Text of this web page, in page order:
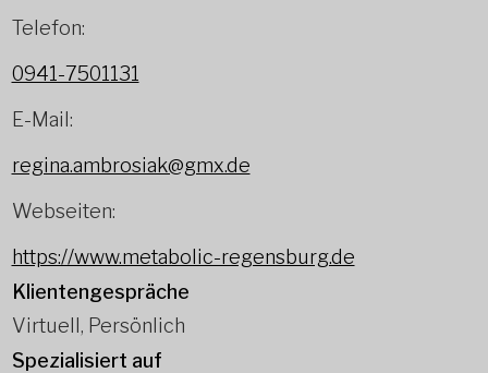
Telefon:
0941-7501131
E-Mail:
regina.ambrosiak@gmx.de
Webseiten:
https://www.metabolic-regensburg.de
Klientengespräche
Virtuell, Persönlich
Spezialisiert auf